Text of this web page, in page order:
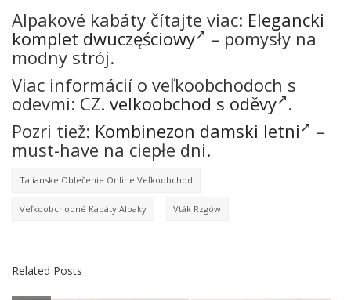
Alpakové kabáty čítajte viac: Elegancki
komplet dwuczęściowy
– pomysły na
modny strój.
Viac informácií o veľkoobchodoch s
odevmi: CZ. velkoobchod s oděvy .
Pozri tiež: Kombinezon damski letni
–
must-have na ciepłe dni.
Talianske Oblečenie Online Veľkoobchod
Veľkoobchodné Kabáty Alpaky Vták Rzgów
Related Posts